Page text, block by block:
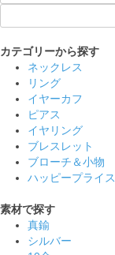
カテゴリーから探す
ネックレス
リング
イヤーカフ
ピアス
イヤリング
ブレスレット
ブローチ＆小物
ハッピープライス
素材で探す
真鍮
シルバー